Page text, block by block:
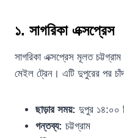
১. সাগরিকা এক্সপ্রেস
সাগরিকা এক্সপ্রেস মূলত
মেইল ট্রেন। এটি দুপুরের পর
ছাড়ার সময়: দুপুর ১৪:০০
গন্তব্য: চট্টগ্রাম